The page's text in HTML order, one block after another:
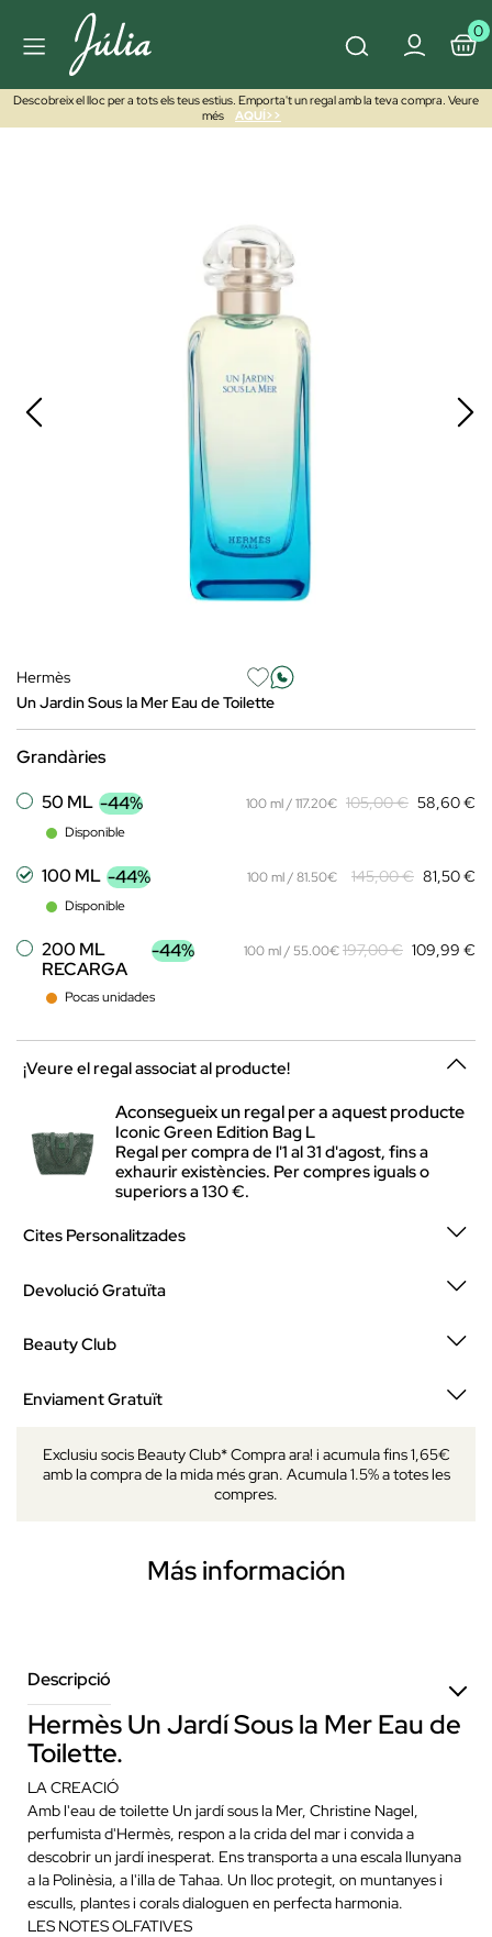
0
Descobreix el lloc per a tots els teus estius. Emporta't un regal amb la teva compra. Veure
més
AQUÍ>>
Hermès
Un Jardin Sous la Mer Eau de Toilette
Grandàries
50 ML -44%
Disponible
100 ml / 117.20€ 105,00 € 58,60 €
100 ML -44%
Disponible
100 ml / 81.50€ 145,00 € 81,50 €
200 ML
RECARGA
-44%
Pocas unidades
100 ml / 55.00€197,00 € 109,99 €
¡Veure el regal associat al producte!
Aconsegueix un regal per a aquest producte
Iconic Green Edition Bag L
Regal per compra de l'1 al 31 d'agost, fins a
exhaurir existències. Per compres iguals o
superiors a 130 €.
Cites Personalitzades
Devolució Gratuïta
Beauty Club
Enviament Gratuït
Exclusiu socis Beauty Club* Compra ara! i acumula fins 1,65€
amb la compra de la mida més gran. Acumula 1.5% a totes les
compres.
Más información
Descripció
Hermès Un Jardí Sous la Mer Eau de
Toilette.
LA CREACIÓ
Amb l'eau de toilette Un jardí sous la Mer, Christine Nagel,
perfumista d'Hermès, respon a la crida del mar i convida a
descobrir un jardí inesperat. Ens transporta a una escala llunyana
a la Polinèsia, a l'illa de Tahaa. Un lloc protegit, on muntanyes i
esculls, plantes i corals dialoguen en perfecta harmonia.
LES NOTES OLFATIVES